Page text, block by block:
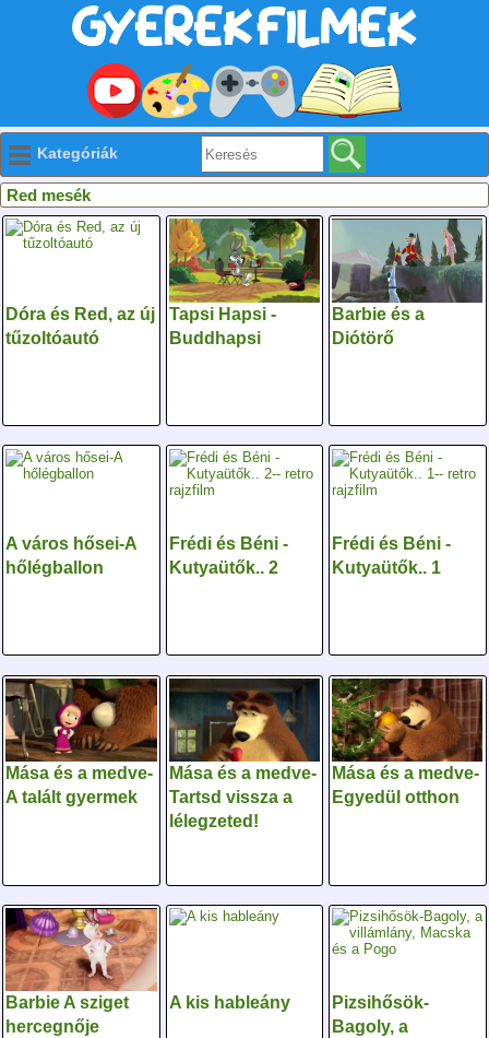
Kategóriák
Red mesék
Dóra és Red, az új
tűzoltóautó
Tapsi Hapsi -
Buddhapsi
Barbie és a
Diótörő
A város hősei-A
hőlégballon
Frédi és Béni -
Kutyaütők.. 2
Frédi és Béni -
Kutyaütők.. 1
Mása és a medve-
A talált gyermek
Mása és a medve-
Tartsd vissza a
lélegzeted!
Mása és a medve-
Egyedül otthon
Barbie A sziget
hercegnője
A kis hableány
Pizsihősök-
Bagoly, a